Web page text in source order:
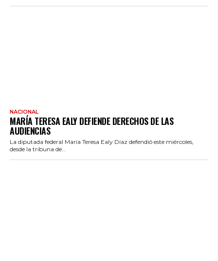
NACIONAL
MARÍA TERESA EALY DEFIENDE DERECHOS DE LAS
AUDIENCIAS
La diputada federal María Teresa Ealy Díaz defendió este miércoles,
desde la tribuna de...